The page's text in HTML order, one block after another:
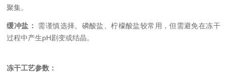
聚集。
缓冲盐：
需谨慎选择。磷酸盐、柠檬酸盐较常用，但需避免在冻干
过程中产生pH剧变或结晶。
冻干工艺参数：